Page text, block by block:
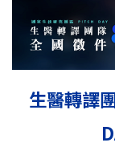
生醫轉譯